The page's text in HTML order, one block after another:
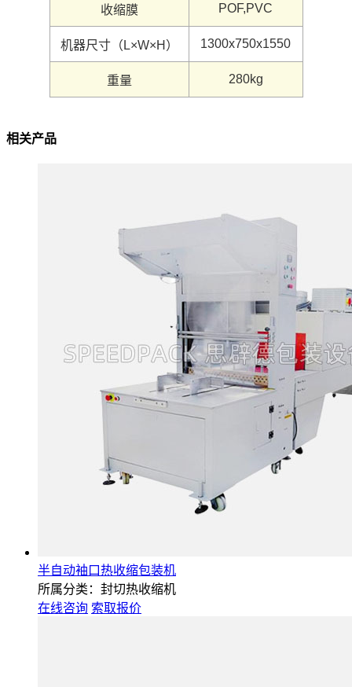
收缩膜 POF,PVC
机器尺寸（L×W×H） 1300x750x1550
重量 280kg
相关产品
半自动袖口热收缩包装机
所属分类：封切热收缩机
在线咨询 索取报价